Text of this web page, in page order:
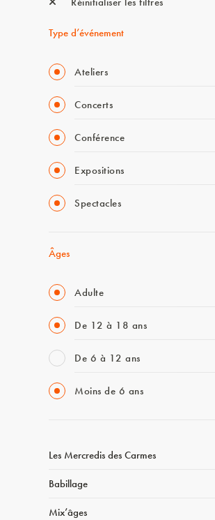
Type d’événement
Ateliers
Concerts
Conférence
Expositions
Spectacles
Âges
Adulte
De 12 à 18 ans
De 6 à 12 ans
Moins de 6 ans
Les Mercredis des Carmes
Babillage
Mix’âges